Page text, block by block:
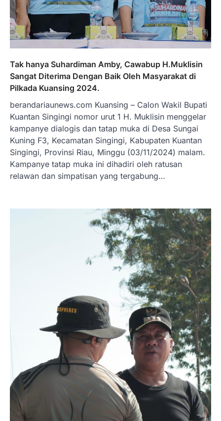
Tak hanya Suhardiman Amby, Cawabup H.Muklisin
Sangat Diterima Dengan Baik Oleh Masyarakat di
Pilkada Kuansing 2024.
berandariaunews.com Kuansing – Calon Wakil Bupati
Kuantan Singingi nomor urut 1 H. Muklisin menggelar
kampanye dialogis dan tatap muka di Desa Sungai
Kuning F3, Kecamatan Singingi, Kabupaten Kuantan
Singingi, Provinsi Riau, Minggu (03/11/2024) malam.
Kampanye tatap muka ini dihadiri oleh ratusan
relawan dan simpatisan yang tergabung…